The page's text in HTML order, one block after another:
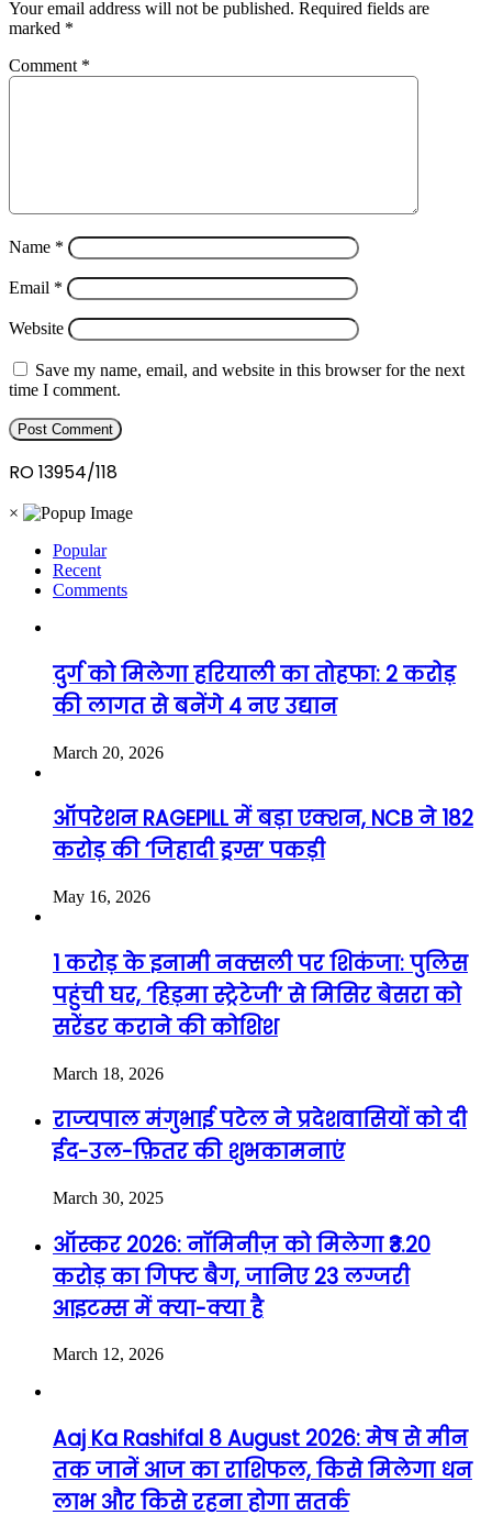
Your email address will not be published. Required fields are
marked *
Comment *
Name *
Email *
Website
Save my name, email, and website in this browser for the next
time I comment.
RO 13954/118
×
Popular
Recent
Comments
दुर्ग को मिलेगा हरियाली का तोहफा: 2 करोड़
की लागत से बनेंगे 4 नए उद्यान
March 20, 2026
ऑपरेशन RAGEPILL में बड़ा एक्शन, NCB ने 182
करोड़ की ‘जिहादी ड्रग्स’ पकड़ी
May 16, 2026
1 करोड़ के इनामी नक्सली पर शिकंजा: पुलिस
पहुंची घर, ‘हिड़मा स्ट्रेटेजी’ से मिसिर बेसरा को
सरेंडर कराने की कोशिश
March 18, 2026
राज्यपाल मंगुभाई पटेल ने प्रदेशवासियों को दी
ईद-उल-फ़ितर की शुभकामनाएं
March 30, 2025
ऑस्कर 2026: नॉमिनीज़ को मिलेगा ₹3.20
करोड़ का गिफ्ट बैग, जानिए 23 लग्जरी
आइटम्स में क्या-क्या है
March 12, 2026
Aaj Ka Rashifal 8 August 2026: मेष से मीन
तक जानें आज का राशिफल, किसे मिलेगा धन
लाभ और किसे रहना होगा सतर्क